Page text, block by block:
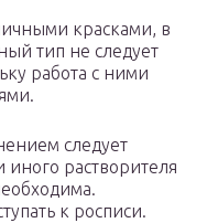
красками, в
тип не следует
работа с ними
следует
растворителя
к росписи.